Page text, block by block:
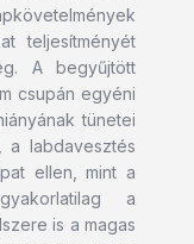
teljesítményét
A begyűjtött
csupán egyéni
tünetei
a labdavesztés
ellen, mint a
a
is a magas